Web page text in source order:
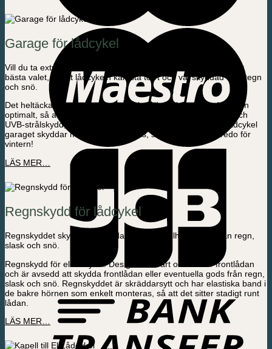
Garage för lådcykel
Vill du ta extra väl hand om din ellådcykel, så är ett garage det
bästa valet, så att lådcykeln kan stå torrt och väl skyddad från regn
och snö.
Det heltäckande garaget täcker hela lådcykeln och skyddar den
optimalt, så att den håller i många år. Garaget är inkl. UVA- och
UVB-strålskydd, så din cykel håller även färgen optimalt. Lådcykel
garaget skyddar mot regn och smuts, så din lådcykel är redo för
vintern!
LÄS MER…
Regnskydd för lådcykel
Regnskyddet skyddar frontlådan och dina tillhörigheter från regn,
slask och snö.
Regnskydd för el-lådcykel. Designad i svart och täcker frontlådan
och är avsedd att skydda frontlådan eller eventuella gods från regn,
slask och snö. Regnskyddet är skräddarsytt och har elastiska band i
de bakre hörnen som enkelt monteras, så att det sitter stadigt runt
lådan.
LÄS MER…